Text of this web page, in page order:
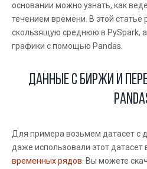
основании можно узнать, как
течением времени. В этой статье
скользящую среднюю в PySpark, а
графики с помощью Pandas.
Данные с биржи и
Для примера возьмем датасет с
даже использовали этот датасет
временных рядов. Вы можете